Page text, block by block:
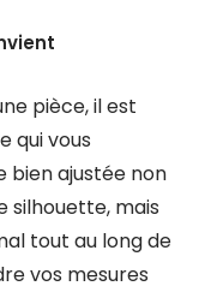
pièce, il est
qui vous
bien ajustée non
mais
tout au long de
vos mesures